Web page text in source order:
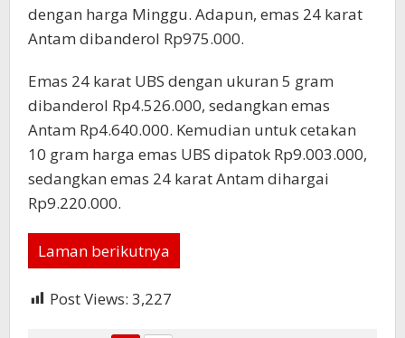
dengan harga Minggu. Adapun, emas 24 karat
Antam dibanderol Rp975.000.
Emas 24 karat UBS dengan ukuran 5 gram
dibanderol Rp4.526.000, sedangkan emas
Antam Rp4.640.000. Kemudian untuk cetakan
10 gram harga emas UBS dipatok Rp9.003.000,
sedangkan emas 24 karat Antam dihargai
Rp9.220.000.
Laman berikutnya
Post Views: 3,227